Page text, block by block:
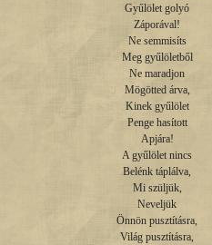
Gyűlölet golyó
Záporával!
Ne semmisíts
Meg gyűlöletből
Ne maradjon
Mögötted árva,
Kinek gyűlölet
Penge hasított
Apjára!
A gyűlölet nincs
Belénk táplálva,
Mi szüljük,
Neveljük
Önnön pusztításra,
Világ pusztításra,